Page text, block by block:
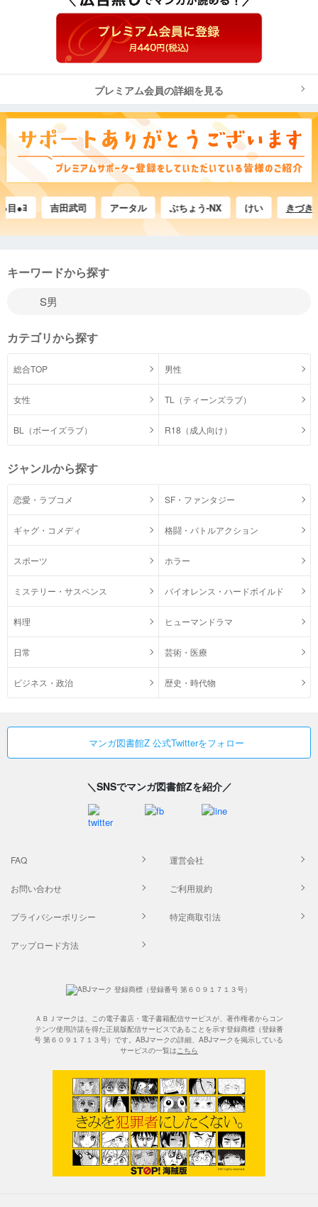
プレミアム会員の詳細を見る
●ﾖ 吉田武司 アータル ぶちょう-NX けい きづき＠
キーワードから探す
カテゴリから探す
総合TOP 男性
女性 TL（ティーンズラブ）
BL（ボーイズラブ） R18（成人向け）
ジャンルから探す
恋愛・ラブコメ SF・ファンタジー
ギャグ・コメディ 格闘・バトルアクション
スポーツ ホラー
ミステリー・サスペンス バイオレンス・ハードボイルド
料理 ヒューマンドラマ
日常 芸術・医療
ビジネス・政治 歴史・時代物
マンガ図書館Z 公式Twitterをフォロー
＼SNSでマンガ図書館Zを紹介／
FAQ 運営会社
お問い合わせ ご利用規約
プライバシーポリシー 特定商取引法
アップロード方法
ＡＢＪマークは、この電子書店・電子書籍配信サービスが、著作権者からコン
テンツ使用許諾を得た正規版配信サービスであることを示す登録商標（登録番
号 第６０９１７１３号）です。ABJマークの詳細、ABJマークを掲示している
サービスの一覧はこちら